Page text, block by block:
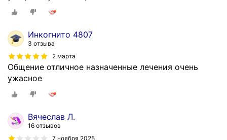
Инкогнито 4807
3 отзыва
2 марта
Общение отличное назначенные лечения очень
ужасное
Вячеслав Л.
16 отзывов
7 ноября 2025